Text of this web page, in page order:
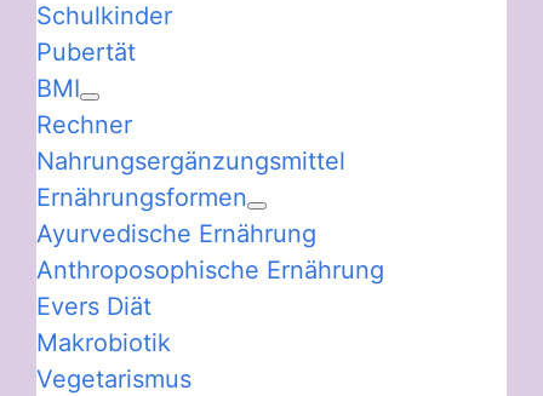
Schulkinder
Pubertät
BMI
Rechner
Nahrungsergänzungsmittel
Ernährungsformen
Ayurvedische Ernährung
Anthroposophische Ernährung
Evers Diät
Makrobiotik
Vegetarismus